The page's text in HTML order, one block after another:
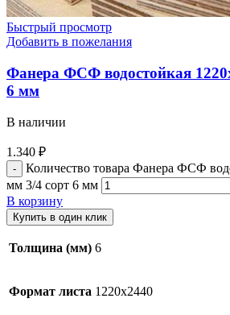
Быстрый просмотр
Добавить в пожелания
Фанера ФСФ водостойкая
6 мм
В наличии
1.340 ₽
Количество товара Фанера ФСФ
мм 3/4 сорт 6 мм
В корзину
Купить в один клик
Толщина (мм) 6
Формат листа 1220х2440